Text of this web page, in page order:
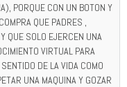
PORQUE CON UN BOTON Y
QUE PADRES ,
QUE SOLO EJERCEN UNA
VIRTUAL PARA
DE LA VIDA COMO
UNA MAQUINA Y GOZAR